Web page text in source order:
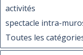
activités
spectacle intra-
Toutes les